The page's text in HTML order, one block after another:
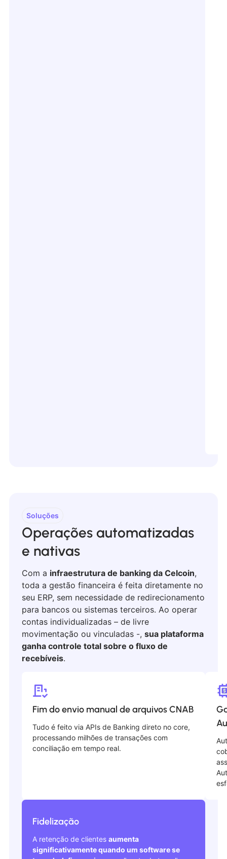
Soluções
Operações automatizadas
e nativas
Com a infraestrutura de banking da Celcoin,
toda a gestão financeira é feita diretamente no
seu ERP, sem necessidade de redirecionamento
para bancos ou sistemas terceiros. Ao operar
contas individualizadas – de livre
movimentação ou vinculadas -, sua plataforma
ganha controle total sobre o fluxo de
recebíveis.
Fim do envio manual de arquivos CNAB
Tudo é feito via APIs de Banking direto no core,
processando milhões de transações com
conciliação em tempo real.
Fidelização
A retenção de clientesaumenta
significativamente quando um software se